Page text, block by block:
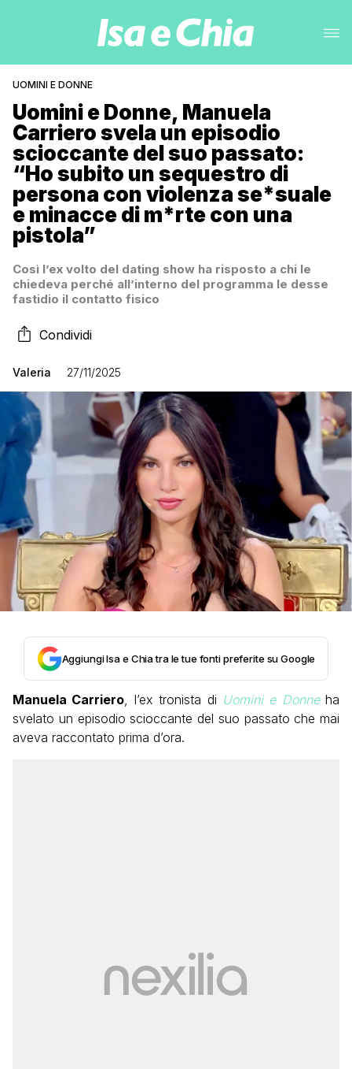
UOMINI E DONNE
Uomini e Donne, Manuela
Carriero svela un episodio
scioccante del suo passato:
“Ho subito un sequestro di
persona con violenza se*suale
e minacce di m*rte con una
pistola”
Così l’ex volto del dating show ha risposto a chi le
chiedeva perché all’interno del programma le desse
fastidio il contatto fisico
Condividi
Valeria 27/11/2025
Aggiungi Isa e Chia tra le tue fonti preferite su Google
Manuela Carriero, l’ex tronista di Uomini e Donneha
svelato un episodio scioccante del suo passato che mai
aveva raccontato prima d’ora.